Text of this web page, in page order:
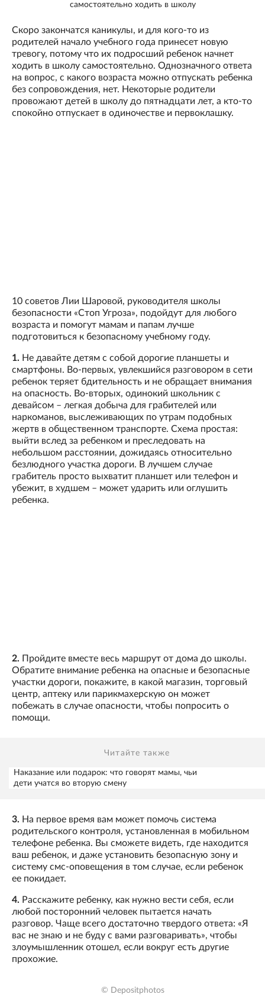
самостоятельно ходить в школу
Скоро закончатся каникулы, и для кого-то из
родителей начало учебного года принесет новую
тревогу, потому что их подросший ребенок начнет
ходить в школу самостоятельно. Однозначного ответа
на вопрос, с какого возраста можно отпускать ребенка
без сопровождения, нет. Некоторые родители
провожают детей в школу до пятнадцати лет, а кто-то
спокойно отпускает в одиночестве и первоклашку.
10 советов Лии Шаровой, руководителя школы
безопасности «Стоп Угроза», подойдут для любого
возраста и помогут мамам и папам лучше
подготовиться к безопасному учебному году.
1. Не давайте детям с собой дорогие планшеты и
смартфоны. Во-первых, увлекшийся разговором в сети
ребенок теряет бдительность и не обращает внимания
на опасность. Во-вторых, одинокий школьник с
девайсом – легкая добыча для грабителей или
наркоманов, выслеживающих по утрам подобных
жертв в общественном транспорте. Схема простая:
выйти вслед за ребенком и преследовать на
небольшом расстоянии, дожидаясь относительно
безлюдного участка дороги. В лучшем случае
грабитель просто выхватит планшет или телефон и
убежит, в худшем – может ударить или оглушить
ребенка.
2. Пройдите вместе весь маршрут от дома до школы.
Обратите внимание ребенка на опасные и безопасные
участки дороги, покажите, в какой магазин, торговый
центр, аптеку или парикмахерскую он может
побежать в случае опасности, чтобы попросить о
помощи.
Читайте также
Наказание или подарок: что говорят мамы, чьи
дети учатся во вторую смену
3. На первое время вам может помочь система
родительского контроля, установленная в мобильном
телефоне ребенка. Вы сможете видеть, где находится
ваш ребенок, и даже установить безопасную зону и
систему смс-оповещения в том случае, если ребенок
ее покидает.
4. Расскажите ребенку, как нужно вести себя, если
любой посторонний человек пытается начать
разговор. Чаще всего достаточно твердого ответа: «Я
вас не знаю и не буду с вами разговаривать», чтобы
злоумышленник отошел, если вокруг есть другие
прохожие.
© Depositphotos